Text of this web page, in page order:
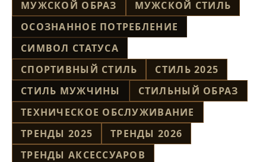
МУЖСКОЙ ОБРАЗ
МУЖСКОЙ СТИЛЬ
ОСОЗНАННОЕ ПОТРЕБЛЕНИЕ
СИМВОЛ СТАТУСА
СПОРТИВНЫЙ СТИЛЬ
СТИЛЬ 2025
СТИЛЬ МУЖЧИНЫ
СТИЛЬНЫЙ ОБРАЗ
ТЕХНИЧЕСКОЕ ОБСЛУЖИВАНИЕ
ТРЕНДЫ 2025
ТРЕНДЫ 2026
ТРЕНДЫ АКСЕССУАРОВ